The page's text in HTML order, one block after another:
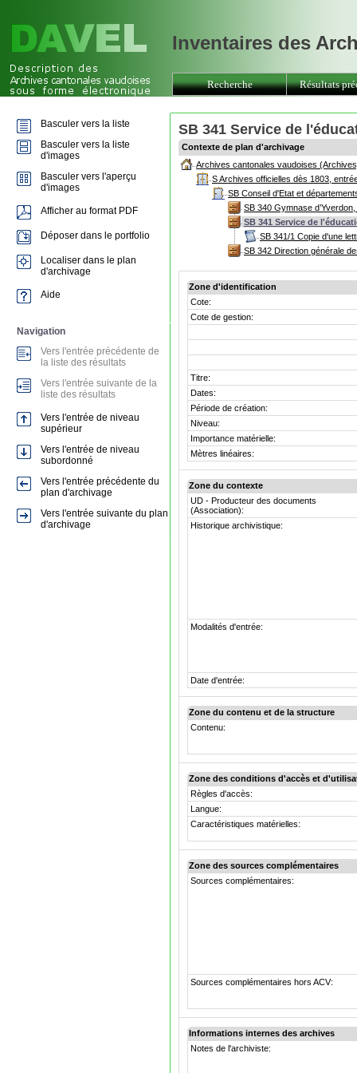
SB 341 Service de
Contexte de plan d'archivage
Archives cantonales vaudoises
S Archives officielles dès 1803,
SB Conseil d'Etat et
SB 340 Gymnase
SB 341 Service de
SB 341/1 Copie d'une
SB 342 Direction générale
Zone d'identification
Cote:
Cote de gestion:
Titre:
Dates:
Période de création:
Niveau:
Importance matérielle:
Mètres linéaires:
Zone du contexte
UD - Producteur des documents
(Association):
Historique archivistique:
Modalités d'entrée:
Date d'entrée:
Zone du contenu et de la structure
Contenu:
Zone des conditions d'accès et
Règles d'accès:
Langue:
Caractéristiques matérielles:
Zone des sources complémentaires
Sources complémentaires:
Sources complémentaires hors ACV:
Informations internes des archives
Notes de l'archiviste:
Inventaires des
Recherche Résultats
Basculer vers la liste
Basculer vers la liste
d'images
Basculer vers l'aperçu
d'images
Afficher au format PDF
Déposer dans le portfolio
Localiser dans le plan
d'archivage
Aide
Navigation
Vers l'entrée précédente de
la liste des résultats
Vers l'entrée suivante de la
liste des résultats
Vers l'entrée de niveau
supérieur
Vers l'entrée de niveau
subordonné
Vers l'entrée précédente du
plan d'archivage
Vers l'entrée suivante du plan
d'archivage